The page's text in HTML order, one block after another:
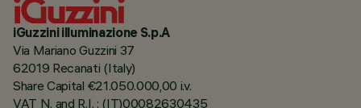
iGuzzini illuminazione S.p.A
Via Mariano Guzzini 37
62019 Recanati (Italy)
Share Capital €21.050.000,00 i.v.
VAT N. and R.I. : (IT)00082630435